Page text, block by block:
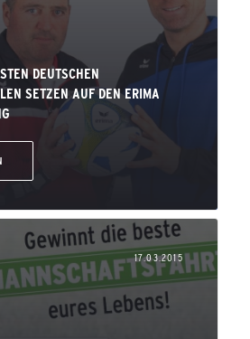
DEUTSCHEN F
SETZEN AUF DEN ERIMA HY
17.03.2015